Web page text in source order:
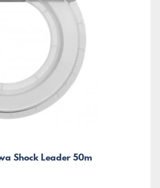
Shock Leader 50m